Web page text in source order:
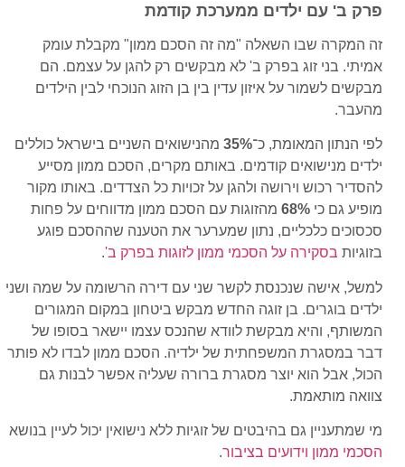
פרק ב' עם ילדים ממערכת קודמת
זה המקרה שבו השאלה "מה זה הסכם ממון" מקבלת עומק
אמיתי. בני זוג בפרק ב' לא מבקשים רק להגן על עצמם. הם
מבקשים לשמור על איזון עדין בין בן הזוג הנוכחי לבין הילדים
מהעבר.
לפי הנתון המאומת, כ־35% מהנישואים השניים בישראל כוללים
ילדים מנישואים קודמים. באותם מקרים, הסכם ממון מסייע
להסדיר רכוש וירושה ולהגן על זכויות כל הצדדים. באותו מקור
מופיע גם כי 68% מהזוגות עם הסכם ממון מדווחים על פחות
סכסוכים כלכליים, נתון שמערער את הטענה שההסכם פוגע
בזוגיות בסקירה על הסכמי ממון לזוגות בפרק ב'.
למשל, אישה שנכנסת לקשר שני עם דירה הרשומה על שמה ושני
ילדים בוגרים. בן זוגה החדש מבקש ביטחון במקום המגורים
המשותף, והיא מבקשת לוודא שהנכס עצמו יישאר בסופו של
דבר במסגרת המשפחתית של ילדיה. הסכם ממון לבדו לא פותר
הכול, אבל הוא יוצר מסגרת ברורה שעליה אפשר לבנות גם
צוואה מותאמת.
מי שמתעניין גם בהיבטים של זוגיות ללא נישואין יכול לעיין בנושא
הסכמי ממון וידועים בציבור.